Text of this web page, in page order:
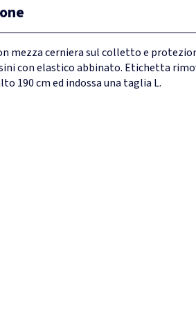
mezza cerniera sul colletto e
con elastico abbinato. Etichetta
190 cm ed indossa una taglia L.